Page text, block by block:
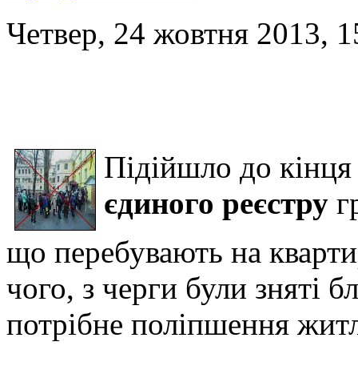
Четвер, 24 жовтня 2013,
Підійшло до
єдиного реєстру
що перебувають на
чого, з черги були зняті
потрібне поліпшення